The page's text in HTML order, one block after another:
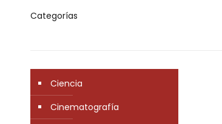
Categorías
Ciencia
Cinematografía